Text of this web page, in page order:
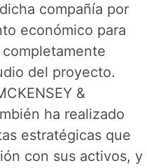
compañía por
económico para
del proyecto.
&
ha realizado
estratégicas que
con sus activos, y